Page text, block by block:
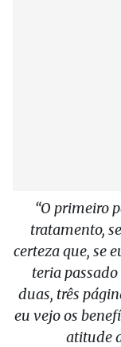
“O primeiro
tratamento,
certeza que, se
teria
duas, três
eu vejo os
atitude